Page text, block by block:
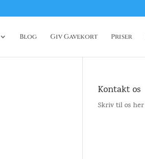
Blog Giv Gavekort Priser
Kontakt os
Skriv til os her